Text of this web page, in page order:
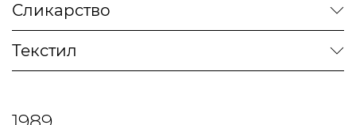
Сликарство
Текстил